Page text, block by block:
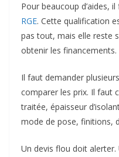
Pour beaucoup d’aides,
RGE. Cette qualification
pas tout, mais elle reste
obtenir les financements.
Il faut demander
comparer les prix. Il faut
traitée, épaisseur
mode de pose, finitions,
Un devis flou doit